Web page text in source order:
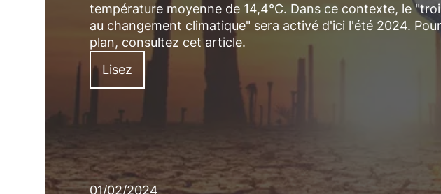
température moyenne de 14,4°C. Dans ce contexte, le
au changement climatique" sera activé d'ici l'été 2024.
plan, consultez cet article.
Lisez
01/02/2024